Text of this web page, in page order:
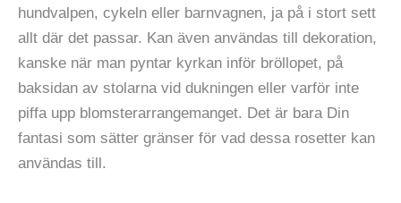
hundvalpen, cykeln eller barnvagnen, ja på i stort sett
allt där det passar. Kan även användas till dekoration,
kanske när man pyntar kyrkan inför bröllopet, på
baksidan av stolarna vid dukningen eller varför inte
piffa upp blomsterarrangemanget. Det är bara Din
fantasi som sätter gränser för vad dessa rosetter kan
användas till.